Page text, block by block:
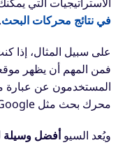
في نتائج محركات البحث.
على سبيل المثال، إذا
فمن المهم أن يظهر
المستخدمون عن عبارة
محرك بحث مثل Google.
ويُعد السيوأفضل وسيلة